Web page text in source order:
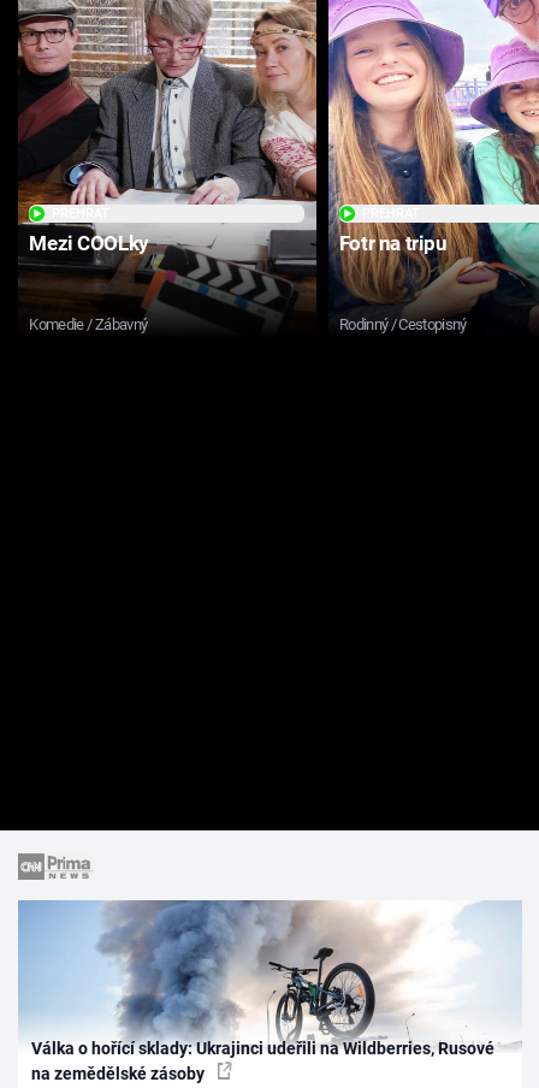
Mezi COOLky
Komedie / Zábavný
Fotr na tripu
Rodinný / Cestopisný
Válka o hořící sklady: Ukrajinci udeřili na Wildberries, Rusové
na zemědělské zásoby